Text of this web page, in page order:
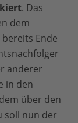
. Das
dem
Ende
anderer
in den
über den
soll nun der